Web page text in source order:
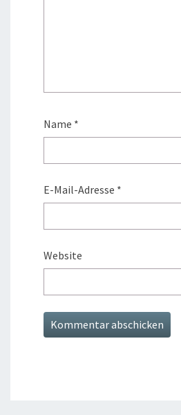
Name *
E-Mail-Adresse *
Website